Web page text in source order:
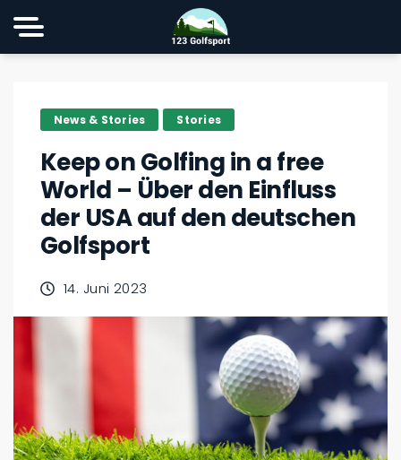
News & Stories Stories
Keep on Golfing in a free
World – Über den Einfluss
der USA auf den deutschen
Golfsport
14. Juni 2023